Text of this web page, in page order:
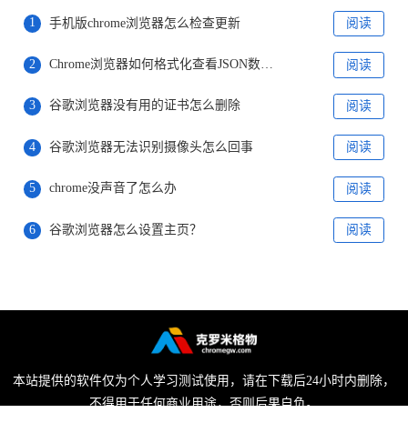
1 手机版chrome浏览器怎么检查更新 阅读
2 Chrome浏览器如何格式化查看JSON数据？ 阅读
3 谷歌浏览器没有用的证书怎么删除 阅读
4 谷歌浏览器无法识别摄像头怎么回事 阅读
5 chrome没声音了怎么办 阅读
6 谷歌浏览器怎么设置主页？ 阅读
本站提供的软件仅为个人学习测试使用，请在下载后24小时内删除，
不得用于任何商业用途，否则后果自负。